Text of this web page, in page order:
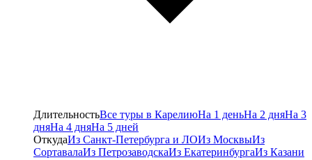
ДлительностьВсе туры в КарелиюНа 1 деньНа 2 дняНа 3
дняНа 4 дняНа 5 дней
ОткудаИз Санкт-Петербурга и ЛОИз МосквыИз
СортавалаИз ПетрозаводскаИз ЕкатеринбургаИз Казани